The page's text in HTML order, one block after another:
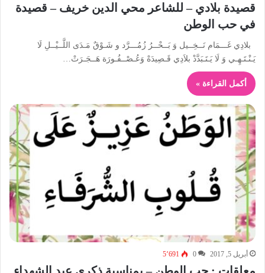
قصيدة بلادي – للشاعر محي الدين خريف – قصيدة
في حب الوطن
بلادِي غَـــمَام نَــخِــيل وَ بَــحْــرُ زُمُـــرَّد و شَـوْقٌ مَـدَى اللَّــيْــلِ لَا
يَـنْـتَـهِـي وَ لَا يَـتَـبَدَّدْ بلاَدِي قَـصِيدَهْ وَعُـصْــفُـورَة هَــجَـرَتْ…
أكمل القراءة »
أبريل 5, 2017 0 5٬691